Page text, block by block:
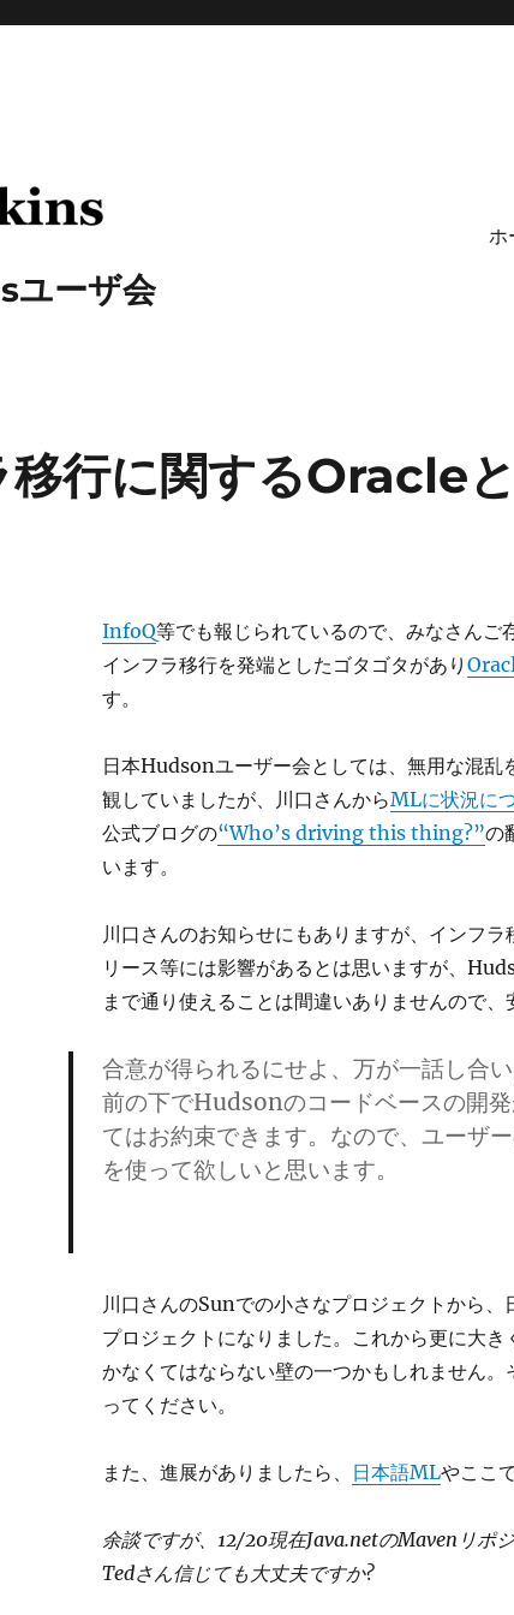
ユーザ会
ホ
移行に関するOracle
InfoQ等でも報じられているので、みなさん
インフラ移行を発端としたゴタゴタがあり
す。
日本Hudsonユーザー会としては、無用な混乱
観していましたが、川口さんからMLに状況に
公式ブログの“Who’s driving this thing?”の
います。
川口さんのお知らせにもありますが、インフ
リース等には影響があるとは思いますが、
まで通り使えることは間違いありませんので、
合意が得られるにせよ、万が一話し合
前の下でHudsonのコードベースの開
てはお約束できます。なので、ユーザ
を使って欲しいと思います。
川口さんのSunでの小さなプロジェクトから
プロジェクトになりました。これから更に大
かなくてはならない壁の一つかもしれません。
ってください。
また、進展がありましたら、 日本語MLやここ
余談ですが、12/20現在Java.netのMavenリポ
Tedさん信じても大丈夫ですか?